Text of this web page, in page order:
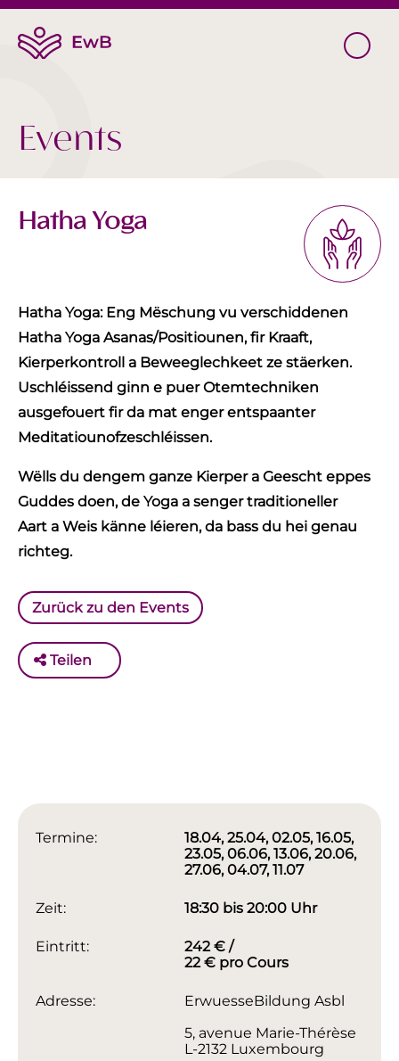
Events
Hatha Yoga
Hatha Yoga: Eng Mëschung vu verschiddenen
Hatha Yoga Asanas/Positiounen, fir Kraaft,
Kierperkontroll a Beweeglechkeet ze stäerken.
Uschléissend ginn e puer Otemtechniken
ausgefouert fir da mat enger entspaanter
Meditatiounofzeschléissen.
Wëlls du dengem ganze Kierper a Geescht eppes
Guddes doen, de Yoga a senger traditioneller
Aart a Weis känne léieren, da bass du hei genau
richteg.
Zurück zu den Events
Teilen
Termine:
18.04, 25.04, 02.05, 16.05,
23.05, 06.06, 13.06, 20.06,
27.06, 04.07, 11.07
Zeit: 18:30 bis 20:00 Uhr
Eintritt:
242 € /
22 € pro Cours
Adresse:
ErwuesseBildung Asbl
5, avenue Marie-Thérèse
L-2132 Luxembourg